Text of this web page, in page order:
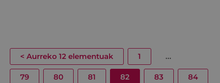
< Aurreko 12 elementuak 1 ...
79 80 81 82 83 84